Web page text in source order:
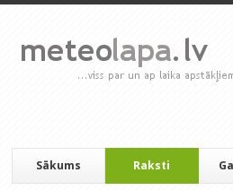
Sākums Raksti